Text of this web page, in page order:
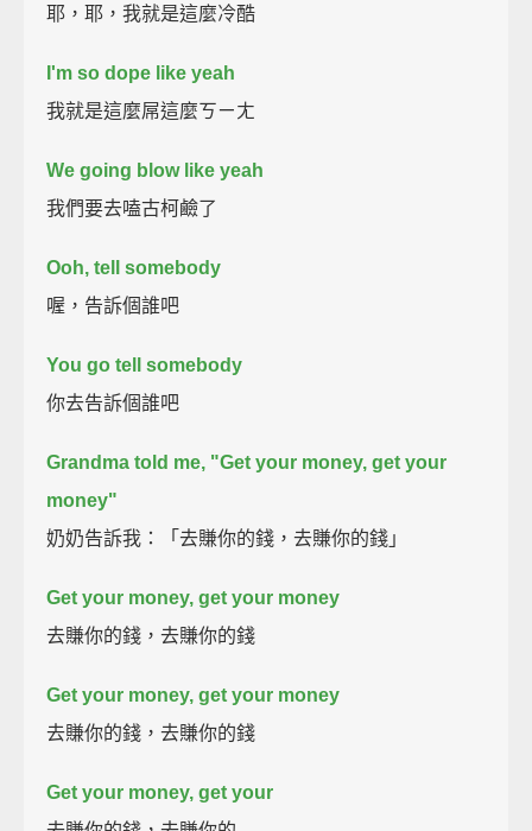
耶，耶，我就是這麼冷酷
I'm so dope like yeah
我就是這麼屌這麼ㄎㄧㄤ
We going blow like yeah
我們要去嗑古柯鹼了
Ooh, tell somebody
喔，告訴個誰吧
You go tell somebody
你去告訴個誰吧
Grandma told me, "Get your money, get your
money"
奶奶告訴我：「去賺你的錢，去賺你的錢」
Get your money, get your money
去賺你的錢，去賺你的錢
Get your money, get your money
去賺你的錢，去賺你的錢
Get your money, get your